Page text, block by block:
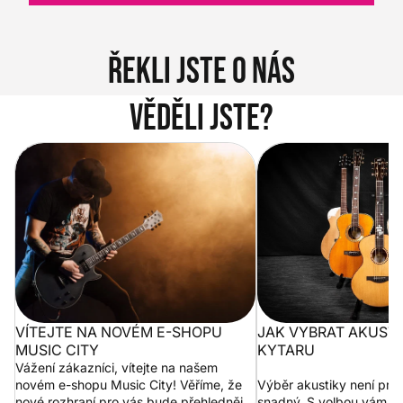
Řekli jste o nás
Věděli jste?
Vítejte na novém e-shopu Music
City
VÍTEJTE NA NOVÉM E-SHOPU
MUSIC CITY
Vážení zákazníci, vítejte na našem
novém e-shopu Music City! Věříme, že
Jak vybrat
JAK VYBRAT
KYTARU
Výběr akustiky není pro